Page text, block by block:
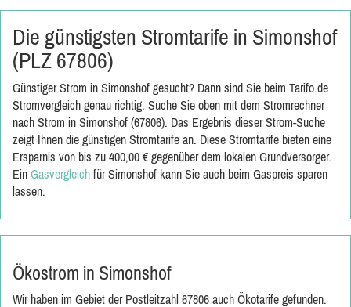
Die günstigsten Stromtarife in Simonshof
(PLZ 67806)
Günstiger Strom in Simonshof gesucht? Dann sind Sie beim Tarifo.de
Stromvergleich genau richtig. Suche Sie oben mit dem Stromrechner
nach Strom in Simonshof (67806). Das Ergebnis dieser Strom-Suche
zeigt Ihnen die günstigen Stromtarife an. Diese Stromtarife bieten eine
Ersparnis von bis zu 400,00 € gegenüber dem lokalen Grundversorger.
Ein Gasvergleich für Simonshof kann Sie auch beim Gaspreis sparen
lassen.
Ökostrom in Simonshof
Wir haben im Gebiet der Postleitzahl 67806 auch Ökotarife gefunden.